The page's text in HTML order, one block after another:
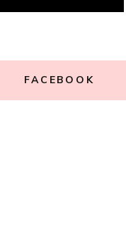
FACEBOOK